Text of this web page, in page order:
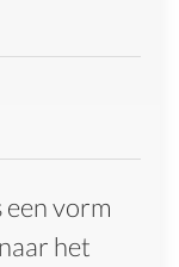
vorm
het